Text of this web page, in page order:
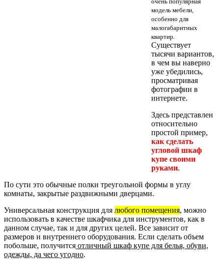
модель мебели,
особенно для
малогабаритных
квартир.
Существует
тысячи вариантов,
в чем вы наверно
уже убедились,
просматривая
фотографии в
интернете.
Здесь представлен
относительно
простой пример,
как сделать
угловой шкаф
купе своими
руками.
По сути это обычные полки треугольной формы в углу
комнаты, закрытые раздвижными дверцами.
Универсальная конструкция для любого помещения, можно
использовать в качестве шкафчика для инструментов, как в
данном случае, так и для других целей. Все зависит от
размеров и внутреннего оборудования. Если сделать объем
побольше, получится отличный шкаф купе для белья, обуви,
одежды, да чего угодно.